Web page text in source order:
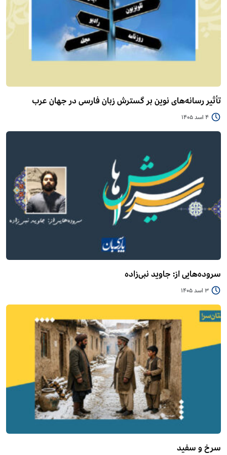
تأثیر رسانه‌های نوین بر گسترش زبان فارسی در جهان عرب
4 اسد 1405
سروده‌هایی از: جاوید نبی‌زاده
3 اسد 1405
سرخ و سفید